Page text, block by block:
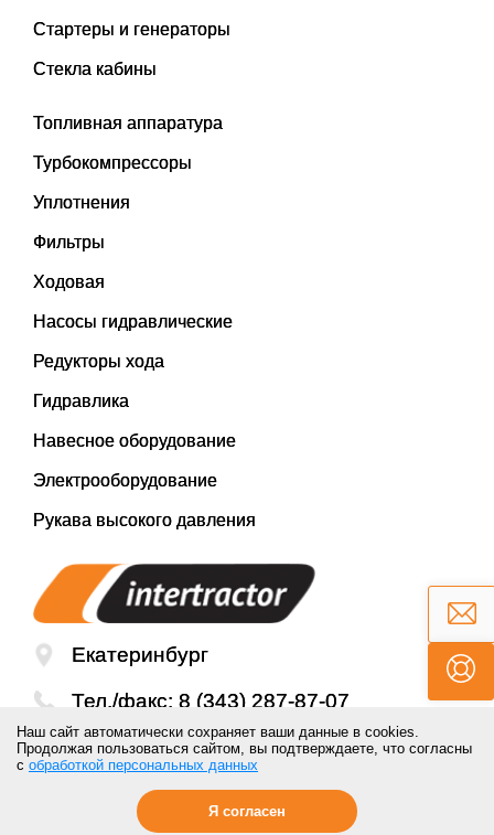
Стартеры и генераторы
Стекла кабины
Топливная аппаратура
Турбокомпрессоры
Уплотнения
Фильтры
Ходовая
Насосы гидравлические
Редукторы хода
Гидравлика
Навесное оборудование
Электрооборудование
Рукава высокого давления
Екатеринбург
Тел./факс: 8 (343) 287-87-07
Email:mail@inter-tractor.ru
Наш сайт автоматически сохраняет ваши данные в cookies.
Продолжая пользоваться сайтом, вы подтверждаете, что согласны
с обработкой персональных данных
Я согласен